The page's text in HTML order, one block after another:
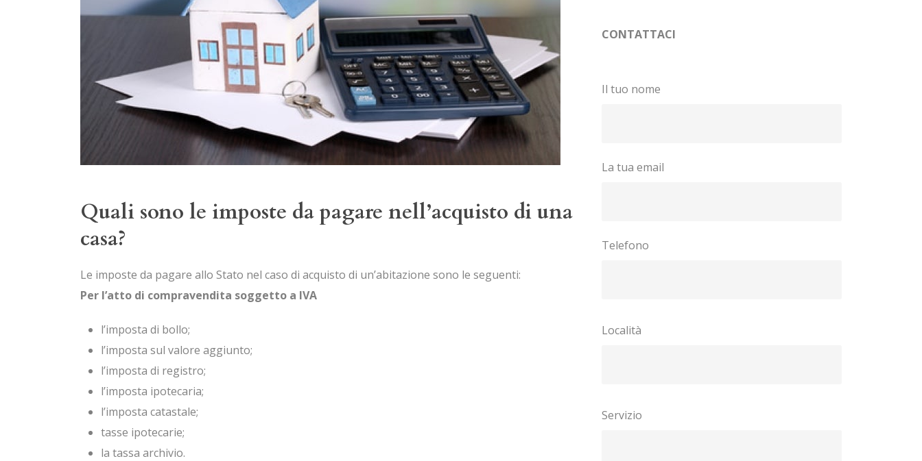
Quali sono le imposte da pagare nell’acquisto di una
casa?
Le imposte da pagare allo Stato nel caso di acquisto di un’abitazione sono le seguenti:
Per l’atto di compravendita soggetto a IVA
l’imposta di bollo;
l’imposta sul valore aggiunto;
l’imposta di registro;
l’imposta ipotecaria;
l’imposta catastale;
tasse ipotecarie;
la tassa archivio.
CONTATTACI
Il tuo nome
La tua email
Telefono
Località
Servizio